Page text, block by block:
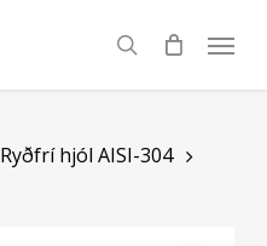
search
Ryðfrí hjól AISI-304